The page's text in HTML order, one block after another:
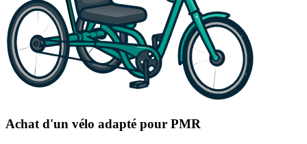
Achat d'un vélo adapté pour PMR